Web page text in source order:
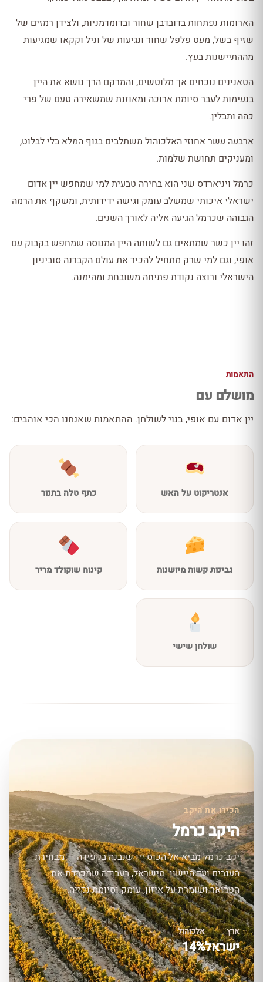
הארומות נפתחות בדובדבן שחור ובדומדמניות, ולצידן רמזים של
שזיף בשל, מעט פלפל שחור ונגיעות של וניל וקקאו שמגיעות
מההתיישנות בעץ.
הטאנינים נוכחים אך מלוטשים, והמרקם הרך נושא את היין
בנעימות לעבר סיומת ארוכה ומאוזנת שמשאירה טעם של פרי
כהה ותבלין.
ארבעה עשר אחוזי האלכוהול משתלבים בגוף המלא בלי לבלוט,
ומעניקים תחושת שלמות.
כרמל ויניארדס שני הוא בחירה טבעית למי שמחפש יין אדום
ישראלי איכותי שמשלב עומק וגישה ידידותית, ומשקף את הרמה
הגבוהה שכרמל הגיעה אליה לאורך השנים.
זהו יין כשר שמתאים גם לשותה היין המנוסה שמחפש בקבוק עם
אופי, וגם למי שרק מתחיל להכיר את עולם הקברנה סוביניון
הישראלי ורוצה נקודת פתיחה משובחת ומהימנה.
התאמות
מושלם עם
יין אדום עם אופי, בנוי לשולחן. ההתאמות שאנחנו הכי אוהבים:
אנטריקוט על האש כתף טלה בתנור
גבינות קשות מיושנות קינוח שוקולד מריר
שולחן שישי
הכירו את היקב
היקב כרמל
יקב כרמל מביא אל הכוס יין שנבנה בקפידה — מבחירת
הענבים ועד היישון. מישראל, בעבודה שמכבדת את
הטרואר ושומרת על איזון, עומק וסיומת נקייה.
ארץ
ישראל
אלכוהול
14%